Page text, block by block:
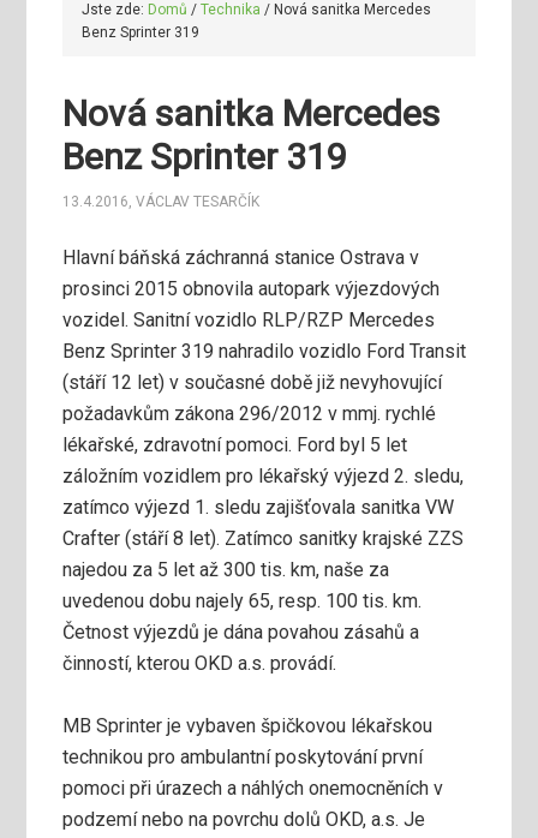
Jste zde: Domů / Technika / Nová sanitka Mercedes
Benz Sprinter 319
Nová sanitka Mercedes
Benz Sprinter 319
13.4.2016,VÁCLAV TESARČÍK
Hlavní báňská záchranná stanice Ostrava v
prosinci 2015 obnovila autopark výjezdových
vozidel.Sanitní vozidlo RLP/RZP Mercedes
Benz Sprinter 319 nahradilo vozidlo Ford Transit
(stáří 12 let) v současné době již nevyhovující
požadavkům zákona 296/2012 v mmj. rychlé
lékařské, zdravotní pomoci. Ford byl 5 let
záložním vozidlem pro lékařský výjezd 2. sledu,
zatímco výjezd 1. sledu zajišťovala sanitka VW
Crafter (stáří 8 let). Zatímco sanitky krajské ZZS
najedou za 5 let až 300 tis. km, naše za
uvedenou dobu najely 65, resp. 100 tis. km.
Četnost výjezdů je dána povahou zásahů a
činností, kterou OKD a.s. provádí.
MB Sprinter je vybaven špičkovou lékařskou
technikou pro ambulantní poskytování první
pomoci při úrazech a náhlých onemocněních v
podzemí nebo na povrchu dolů OKD, a.s. Je